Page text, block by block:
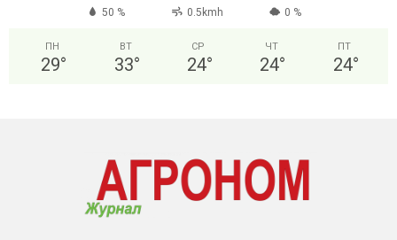
50 % 0.5kmh 0 %
ПН
29°
ВТ
33°
СР
24°
ЧТ
24°
ПТ
24°